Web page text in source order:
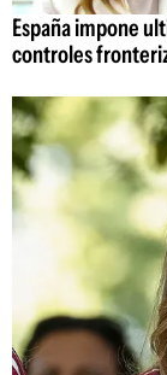
España impone
controles